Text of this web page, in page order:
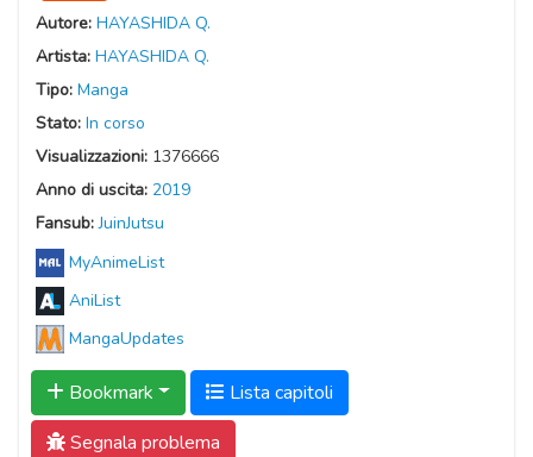
Autore: HAYASHIDA Q.
Artista: HAYASHIDA Q.
Tipo: Manga
Stato: In corso
Visualizzazioni: 1376666
Anno di uscita: 2019
Fansub:JuinJutsu
MyAnimeList
AniList
MangaUpdates
Bookmark
Lista capitoli
Segnala problema